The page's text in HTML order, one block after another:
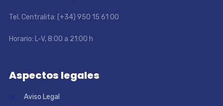
Tel. Centralita: (+34) 950 15 61 00
Horario: L-V, 8:00 a 21:00 h
Aspectos legales
Aviso Legal